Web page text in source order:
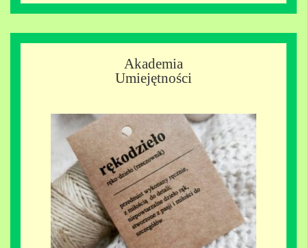
Akademia
Umiejętności